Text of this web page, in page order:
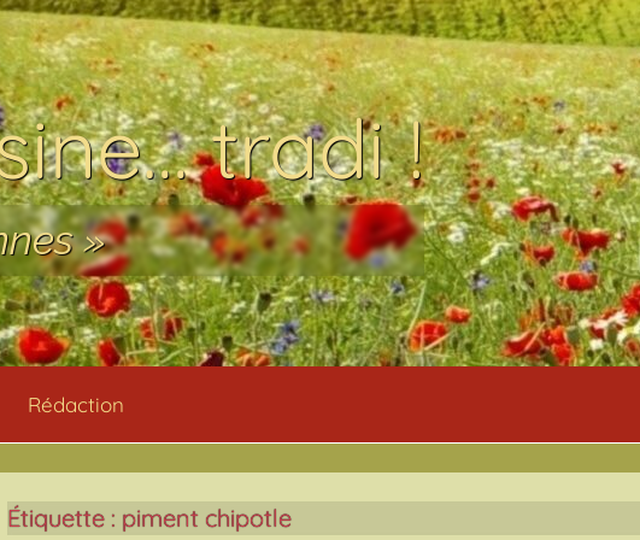
tradi !
»
Rédaction
Étiquette : piment chipotle